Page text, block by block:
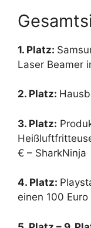
1. Platz:
Laser Beamer
2. Platz:
3. Platz:
€ – SharkNinja
4. Platz:
einen 100